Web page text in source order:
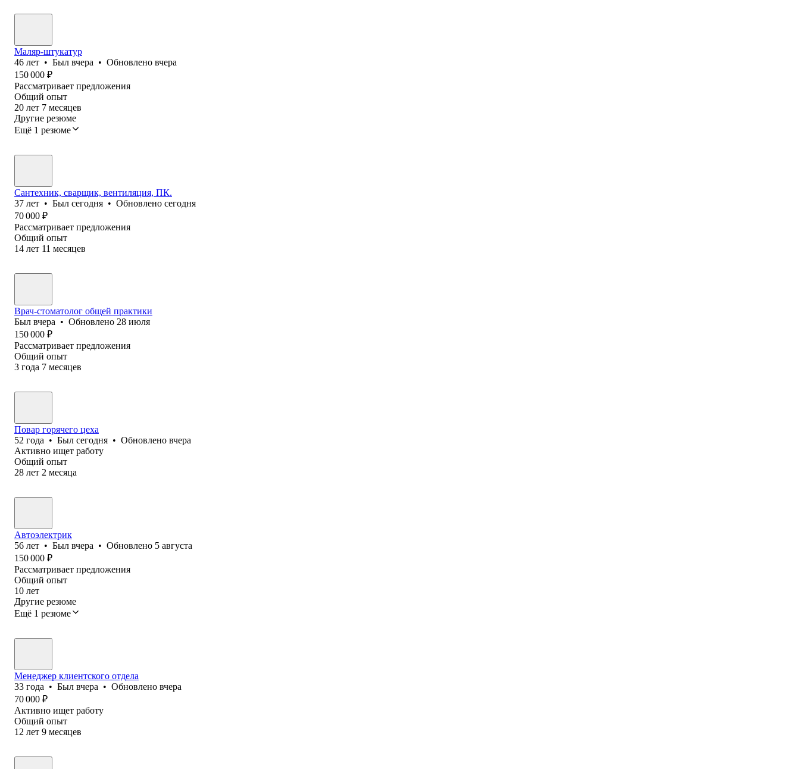
Маляр-штукатур
46 лет • Был вчера • Обновлено вчера
150 000 ₽
Рассматривает предложения
Общий опыт
20 лет 7 месяцев
Другие резюме
Ещё 1 резюме
Сантехник, сварщик, вентиляция, ПК.
37 лет • Был сегодня • Обновлено сегодня
70 000 ₽
Рассматривает предложения
Общий опыт
14 лет 11 месяцев
Врач-стоматолог общей практики
Был вчера • Обновлено 28 июля
150 000 ₽
Рассматривает предложения
Общий опыт
3 года 7 месяцев
Повар горячего цеха
52 года • Был сегодня • Обновлено вчера
Активно ищет работу
Общий опыт
28 лет 2 месяца
Автоэлектрик
56 лет • Был вчера • Обновлено 5 августа
150 000 ₽
Рассматривает предложения
Общий опыт
10 лет
Другие резюме
Ещё 1 резюме
Менеджер клиентского отдела
33 года • Был вчера • Обновлено вчера
70 000 ₽
Активно ищет работу
Общий опыт
12 лет 9 месяцев